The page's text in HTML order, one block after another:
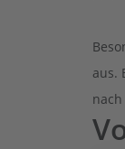
aus.